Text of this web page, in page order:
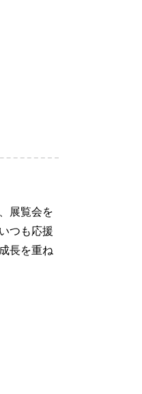
展覧会を
つも応援
長を重ね